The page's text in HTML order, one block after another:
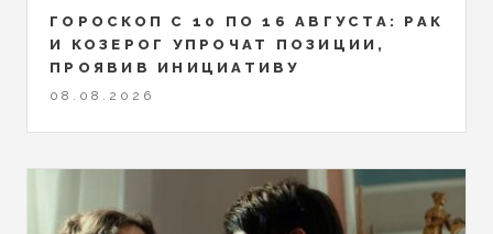
ГОРОСКОП С 10 ПО 16 АВГУСТА: РАК
И КОЗЕРОГ УПРОЧАТ ПОЗИЦИИ,
ПРОЯВИВ ИНИЦИАТИВУ
08.08.2026